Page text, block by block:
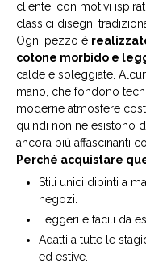
cliente, con motivi
classici disegni
Ogni pezzo è
cotone morbido e
calde e soleggiate.
mano, che fondono
moderne atmosfere
quindi non ne esistono
ancora più affascinanti
Perché acquistare
Stili unici dipinti a
negozi.
Leggeri e facili da
Adatti a tutte le
ed estive.